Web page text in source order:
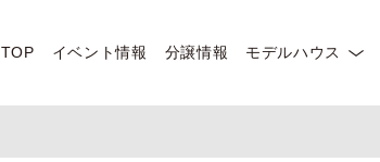
TOP イベント情報 分譲情報 モデルハウス